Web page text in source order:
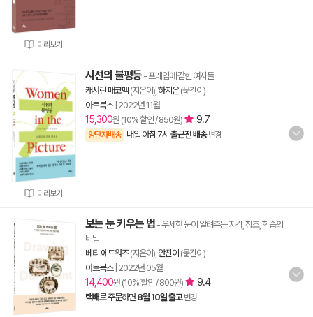
미리보기
미리보기
시선의 불평등 - 프레임에 갇힌 여자들
캐서린 매코맥 (지은이), 하지은(옮긴이)
아트북스| 2022년 11월
15,300원 (10% 할인 / 850원) 9.7
양탄자배송 내일 아침 7시 출근전 배송 변경
보는 눈 키우는 법 - 우세한 눈이 알려주는 지각, 창조, 학습의
비밀
베티 에드워즈(지은이), 안진이 (옮긴이)
아트북스| 2022년 05월
14,400원 (10% 할인 / 800원) 9.4
택배로 주문하면 8월 10일 출고 변경